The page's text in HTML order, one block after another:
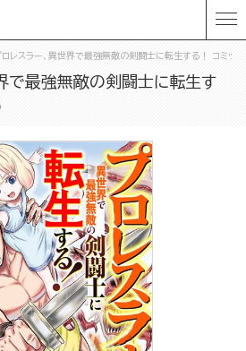
ロレスラー、異世界で最強無敵の剣闘士に転生する！ コミック
で最強無敵の剣闘士に転生す